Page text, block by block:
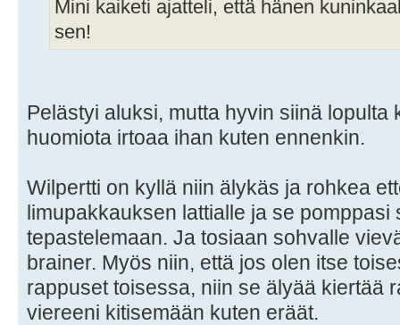
Mini kaiketi ajatteli, että hänen
sen!
Pelästyi aluksi, mutta hyvin siinä lopulta
huomiota irtoaa ihan kuten ennenkin.
Wilpertti on kyllä niin älykäs ja rohkea
limupakkauksen lattialle ja se pomppasi
tepastelemaan. Ja tosiaan sohvalle
brainer. Myös niin, että jos olen itse
rappuset toisessa, niin se älyää kiertää
viereeni kitisemään kuten eräät.